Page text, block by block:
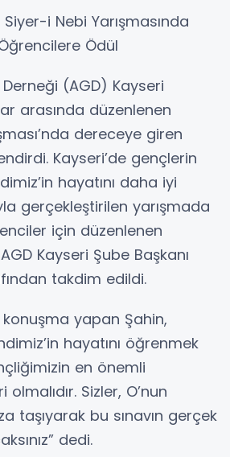
i Nebi Yarışmasında
Ödül
(AGD) Kayseri
arasında düzenlenen
dereceye giren
Kayseri’de gençlerin
hayatını daha iyi
gerçekleştirilen yarışmada
için düzenlenen
Kayseri Şube Başkanı
takdim edildi.
yapan Şahin,
hayatını öğrenmek
en önemli
Sizler, O’nun
taşıyarak bu sınavın gerçek
dedi.